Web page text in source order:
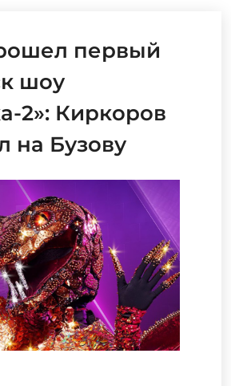
первый
шоу
2»: Киркоров
на Бузову